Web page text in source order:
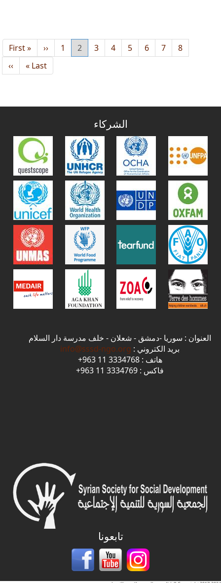
First
page
« First
Previous
page
‹‹
الصفحة
1
Current
page
2
الصفحة
3
الصفحة
4
الصفحة
5
الصفحة
6
الصفحة
7
الصفحة
8
››
Last
page
Last »
الشركاء
العنوان : سوريا -دمشق - شعلان - خلف مدرسة دار السلام
بريد الكتروني : info@sssd-ngo.org
هاتف : 3334768 11 963+
فاكس : 3334769 11 963+
تابعونا